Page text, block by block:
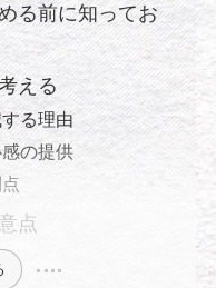
る前に知ってお
える
る理由
の提供
点